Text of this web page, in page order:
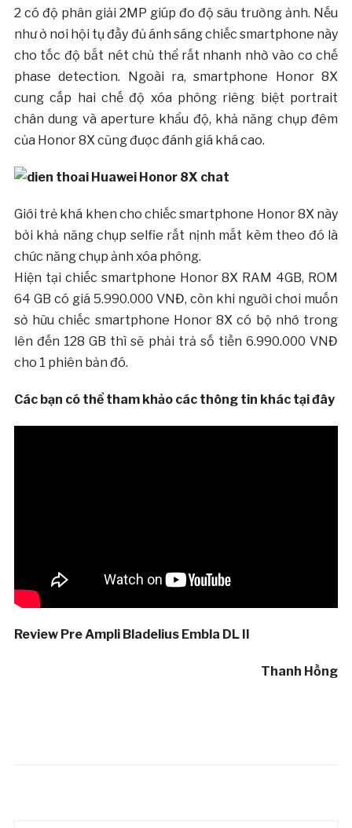
2 có độ phân giải 2MP giúp đo độ sâu trường ảnh. Nếu
như ở nơi hội tụ đầy đủ ánh sáng chiếc smartphone này
cho tốc độ bắt nét chủ thể rất nhanh nhờ vào cơ chế
phase detection. Ngoài ra, smartphone Honor 8X
cung cấp hai chế độ xóa phông riêng biệt portrait
chân dung và aperture khẩu độ, khả năng chụp đêm
của Honor 8X cũng được đánh giá khá cao.
Giới trẻ khá khen cho chiếc smartphone Honor 8X này
bởi khả năng chụp selfie rất nịnh mắt kèm theo đó là
chức năng chụp ảnh xóa phông.
Hiện tại chiếc smartphone Honor 8X RAM 4GB, ROM
64 GB có giá 5.990.000 VNĐ, còn khi người chơi muốn
sở hữu chiếc smartphone Honor 8X có bộ nhớ trong
lên đến 128 GB thì sẽ phải trả số tiền 6.990.000 VNĐ
cho 1 phiên bản đó.
Các bạn có thể tham khảo các thông tin khác tại đây
Review Pre Ampli Bladelius Embla DL II
Thanh Hồng